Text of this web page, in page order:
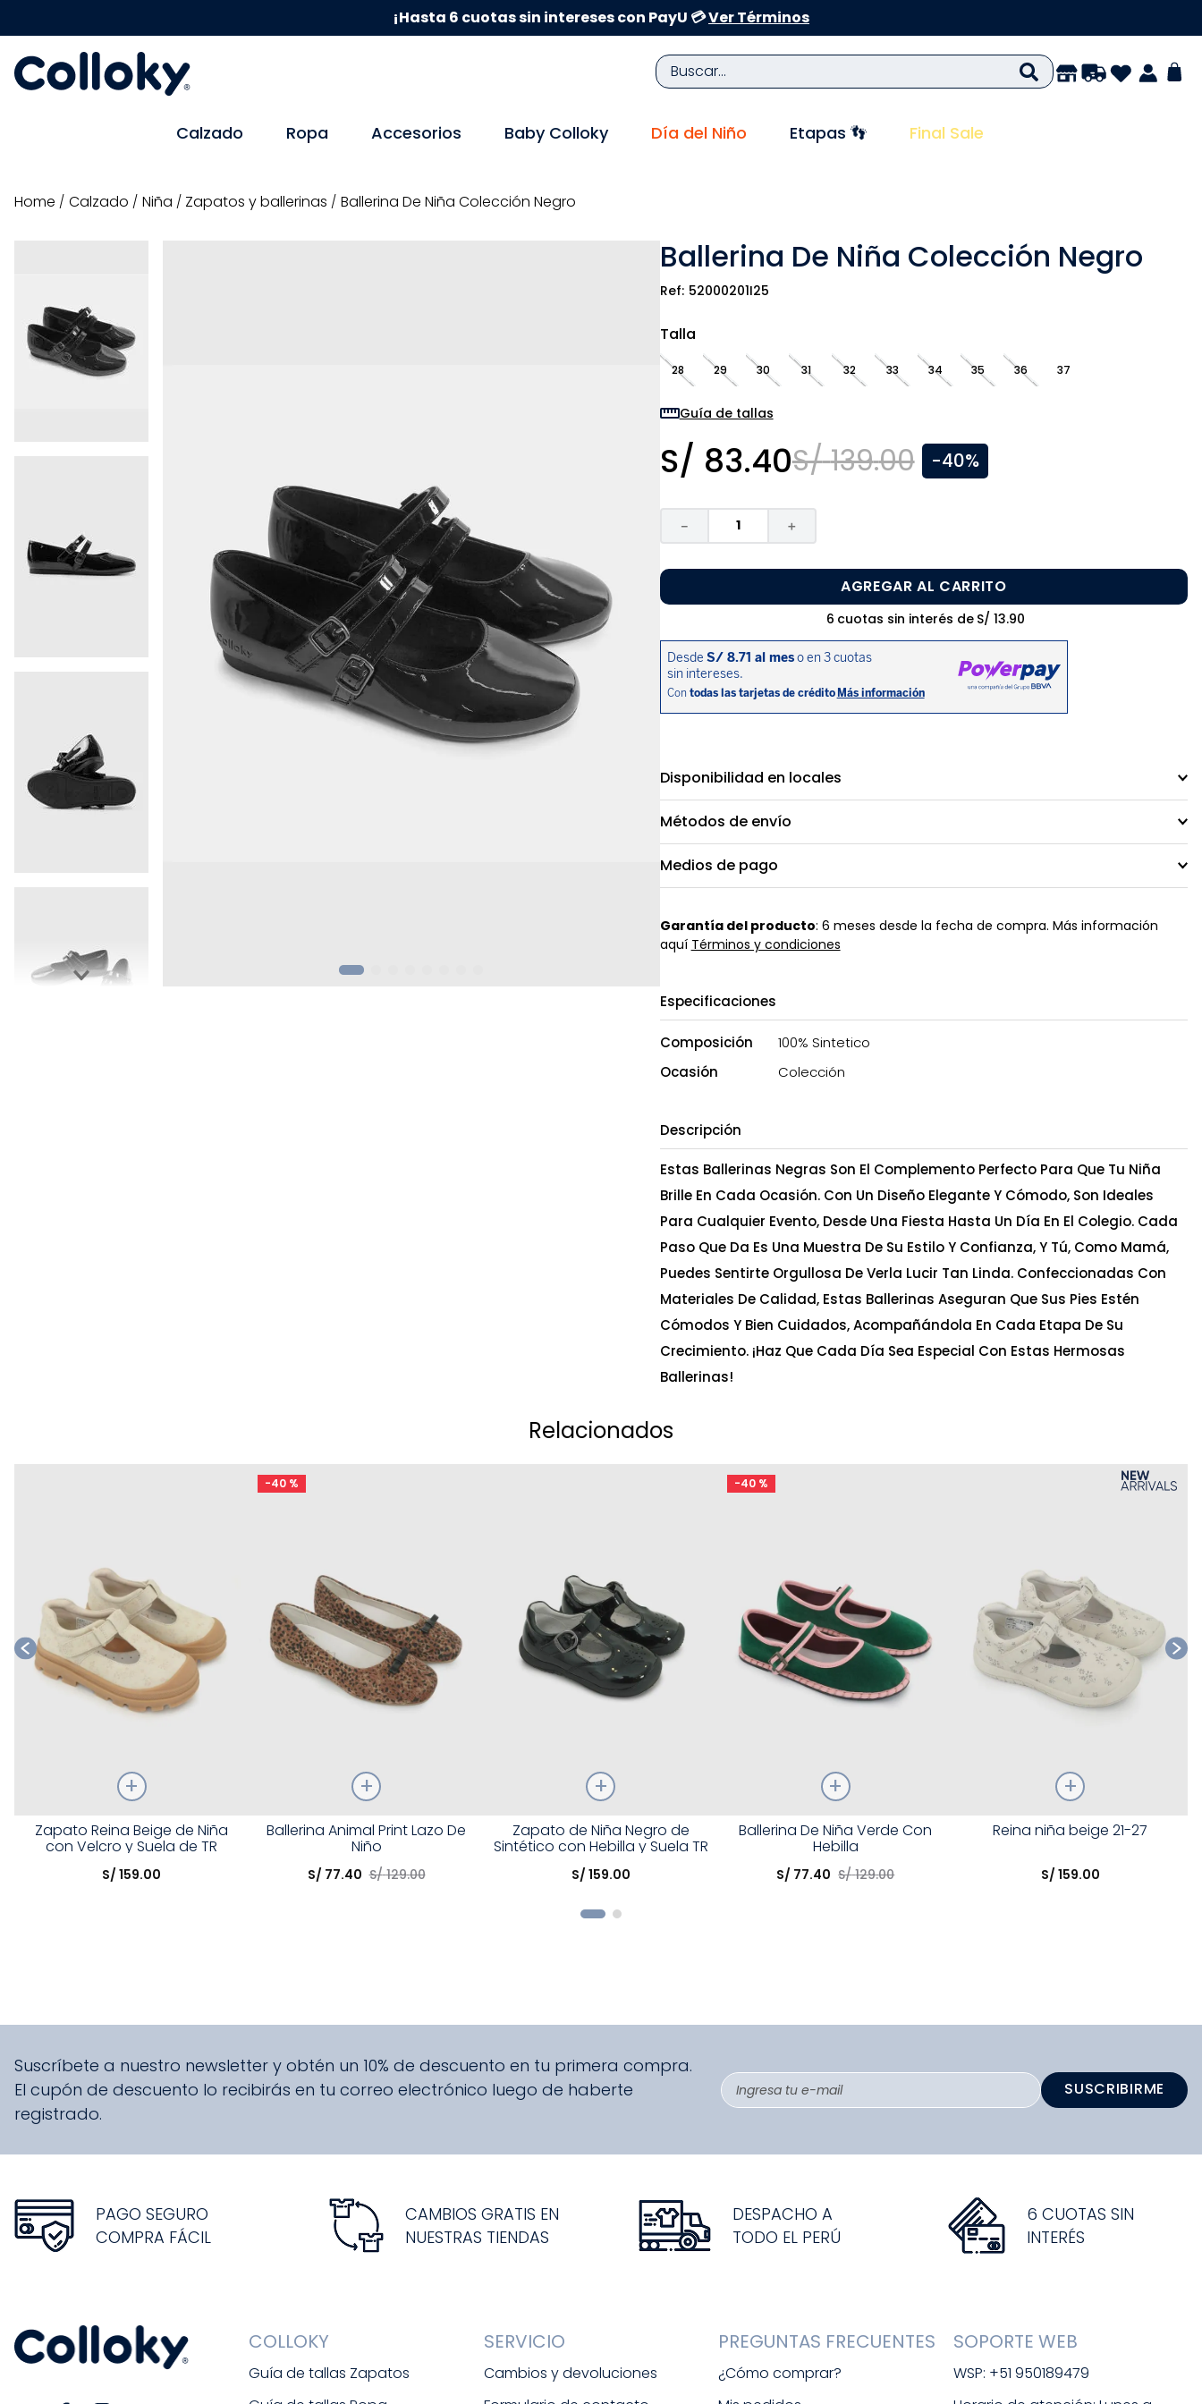
¡Hasta 6 cuotas sin intereses con PayU 💳Ver Términos
Buscar...
Calzado Ropa Accesorios Baby Colloky Día del Niño Etapas 👣 Final Sale
calzado niña zapatos y ballerinas Ballerina De Niña Colección Negro
Ballerina De Niña Colección Negro
52000201I25
Talla
28 29 30 31 32 33 34 35 36 37
Guía de tallas
S/ 83.40S/ 139.00 -40%
＋
－
AGREGAR AL CARRITO
6 cuotas sin interés de S/ 13.90
Disponibilidad en locales
Métodos de envío
Medios de pago
Garantía del producto: 6 meses desde la fecha de compra. Más información
aquí Términos y condiciones
Especificaciones
Composición
100% Sintetico
Ocasión
Colección
Descripción
Estas Ballerinas Negras Son El Complemento Perfecto Para Que Tu Niña
Brille En Cada Ocasión. Con Un Diseño Elegante Y Cómodo, Son Ideales
Para Cualquier Evento, Desde Una Fiesta Hasta Un Día En El Colegio. Cada
Paso Que Da Es Una Muestra De Su Estilo Y Confianza, Y Tú, Como Mamá,
Puedes Sentirte Orgullosa De Verla Lucir Tan Linda. Confeccionadas Con
Materiales De Calidad, Estas Ballerinas Aseguran Que Sus Pies Estén
Cómodos Y Bien Cuidados, Acompañándola En Cada Etapa De Su
Crecimiento. ¡Haz Que Cada Día Sea Especial Con Estas Hermosas
Ballerinas!
Relacionados
Talla
Elige una opción
Zapato Reina Beige de Niña
con Velcro y Suela de TR
S/ 159.00
-40 %
Talla
Elige una opción
Ballerina Animal Print Lazo De
Niño
S/ 77.40 S/ 129.00
Elige una opción
Zapato de Niña Negro de
Sintético con Hebilla y Suela TR
S/ 159.00
-40 %
Talla
Elige una opción
Ballerina De Niña Verde Con
Hebilla
S/ 77.40 S/ 129.00
Reina niña beige 21-27
S/ 159.00
Suscríbete a nuestro newsletter y obtén un 10% de descuento en tu primera compra.
El cupón de descuento lo recibirás en tu correo electrónico luego de haberte
registrado.
SUSCRIBIRME
PAGO SEGURO
COMPRA FÁCIL
CAMBIOS GRATIS EN
NUESTRAS TIENDAS
DESPACHO A
TODO EL PERÚ
6 CUOTAS SIN
INTERÉS
COLLOKY
Guía de tallas Zapatos
SERVICIO
Cambios y devoluciones
PREGUNTAS FRECUENTES
¿Cómo comprar?
SOPORTE WEB
WSP: +51 950189479
TÉRMINOS MÁS BUSCADOS